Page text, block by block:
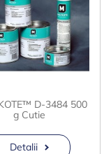
D-3484 500
g Cutie
Detalii